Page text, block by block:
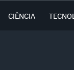
CIÊNCIA